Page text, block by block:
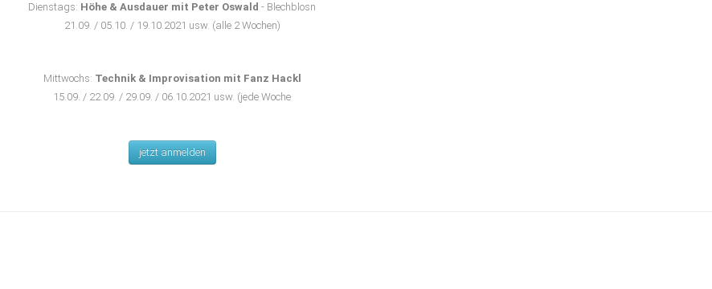
Dienstags: Höhe & Ausdauer mit Peter Oswald - Blechblosn
21.09. / 05.10. / 19.10.2021 usw. (alle 2 Wochen)
Mittwochs: Technik & Improvisation mit Fanz Hackl
15.09. / 22.09. / 29.09. / 06.10.2021 usw. (jede Woche
jetzt anmelden